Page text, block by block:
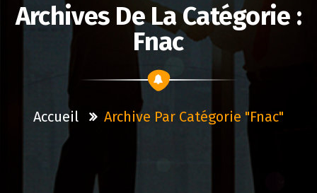
Archives De La Catégorie :
Fnac
Accueil Archive Par Catégorie "fnac"